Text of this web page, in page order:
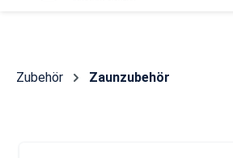
Zubehör Zaunzubehör